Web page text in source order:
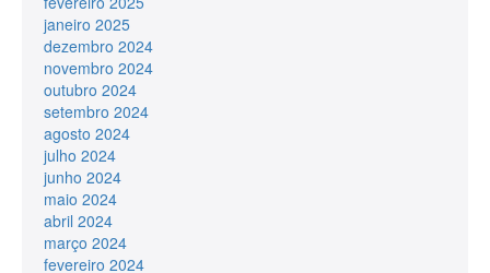
janeiro 2025
dezembro 2024
novembro 2024
outubro 2024
setembro 2024
agosto 2024
julho 2024
junho 2024
maio 2024
abril 2024
março 2024
fevereiro 2024